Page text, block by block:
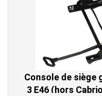
Console de siège
3 E46 (hors